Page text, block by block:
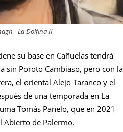
- La Dolfina II
su base en Cañuelas tendrá
sin Poroto Cambiaso, pero con la
el oriental Alejo Taranco y el
de una temporada en La
Tomás Panelo, que en 2021
Abierto de Palermo.